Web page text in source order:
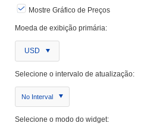
Mostre Gráfico de Preços
Moeda de exibição primária:
USD
Selecione o intervalo de atualização:
No Interval
Selecione o modo do widget: